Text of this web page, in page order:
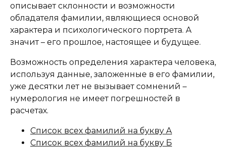
описывает склонности и возможности
обладателя фамилии, являющиеся основой
характера и психологического портрета. А
значит – его прошлое, настоящее и будущее.
Возможность определения характера человека,
используя данные, заложенные в его фамилии,
уже десятки лет не вызывает сомнений –
нумерология не имеет погрешностей в
расчетах.
Список всех фамилий на букву А
Список всех фамилий на букву Б